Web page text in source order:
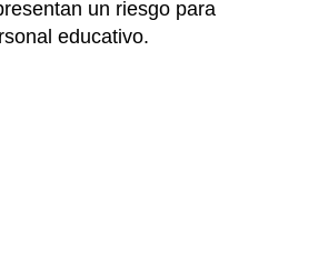
un riesgo para
educativo.